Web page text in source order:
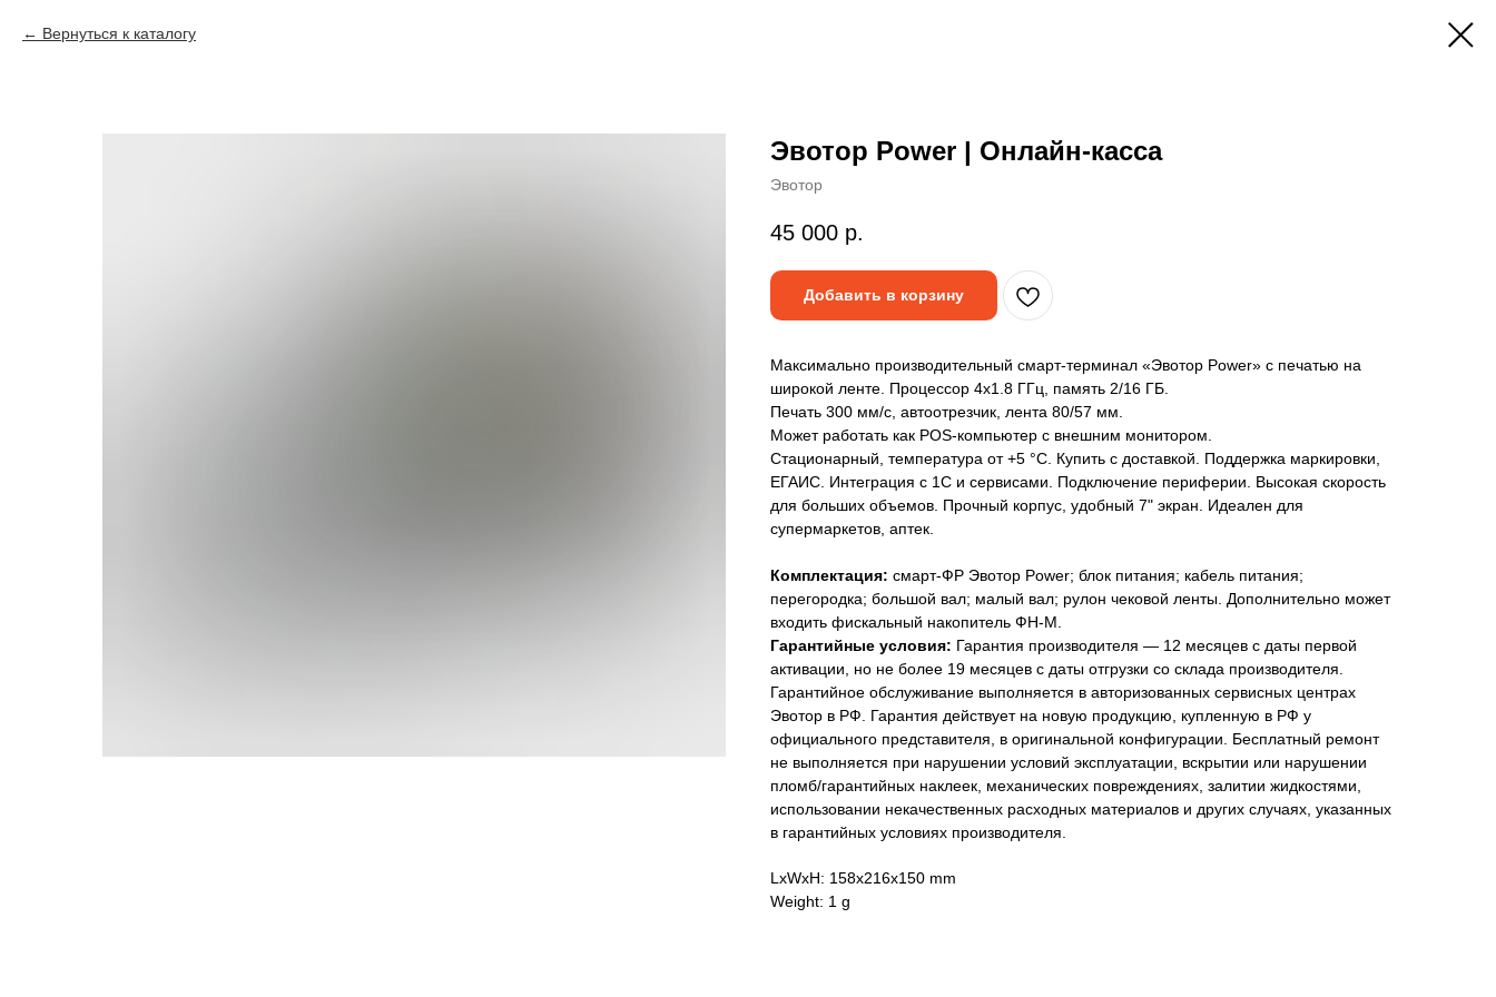
Вернуться к каталогу
Эвотор Power | Онлайн-касса
Эвотор
45 000 р.
Добавить в корзину
Максимально производительный смарт-терминал «Эвотор Power» с печатью на
широкой ленте. Процессор 4x1.8 ГГц, память 2/16 ГБ.
Печать 300 мм/с, автоотрезчик, лента 80/57 мм.
Может работать как POS-компьютер с внешним монитором.
Стационарный, температура от +5 °С. Купить с доставкой. Поддержка маркировки,
ЕГАИС. Интеграция с 1С и сервисами. Подключение периферии. Высокая скорость
для больших объемов. Прочный корпус, удобный 7" экран. Идеален для
супермаркетов, аптек.
Комплектация: смарт-ФР Эвотор Power; блок питания; кабель питания;
перегородка; большой вал; малый вал; рулон чековой ленты. Дополнительно может
входить фискальный накопитель ФН-М.
Гарантийные условия: Гарантия производителя — 12 месяцев с даты первой
активации, но не более 19 месяцев с даты отгрузки со склада производителя.
Гарантийное обслуживание выполняется в авторизованных сервисных центрах
Эвотор в РФ. Гарантия действует на новую продукцию, купленную в РФ у
официального представителя, в оригинальной конфигурации. Бесплатный ремонт
не выполняется при нарушении условий эксплуатации, вскрытии или нарушении
пломб/гарантийных наклеек, механических повреждениях, залитии жидкостями,
использовании некачественных расходных материалов и других случаях, указанных
в гарантийных условиях производителя.
LxWxH: 158x216x150 mm
Weight: 1 g